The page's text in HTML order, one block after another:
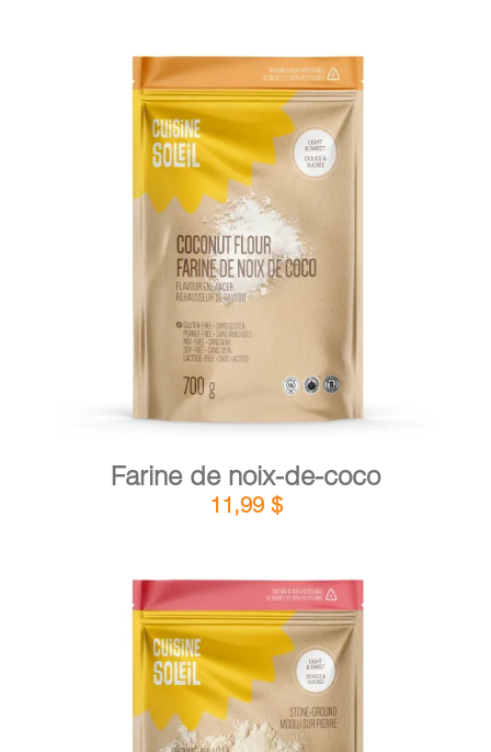
AJOUTER AU PANIER / DÉTAILS
Farine de noix-de-coco
11,99 $